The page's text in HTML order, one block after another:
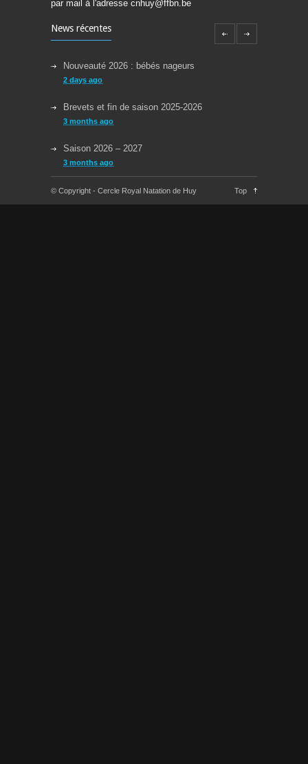
par mail à l'adresse cnhuy@ffbn.be
News récentes
Nouveauté 2026 : bébés nageurs
2 days ago
Brevets et fin de saison 2025-2026
3 months ago
Saison 2026 – 2027
3 months ago
Reprise des cours la semaine du 08/09/2025
11 months ago
© Copyright - Cercle Royal Natation de Huy Top